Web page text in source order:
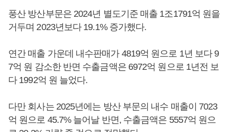
풍산 방산부문은 2024년 별도기준 매출 1조1791억 원을
거두며 2023년보다 19.1% 증가했다.
연간 매출 가운데 내수판매가 4819억 원으로 1년 보다 9
7억 원 감소한 반면 수출금액은 6972억 원으로 1년전 보
다 1992억 원 늘었다.
다만 회사는 2025년에는 방산 부문의 내수 매출이 7023
억 원으로 45.7% 늘어날 반면, 수출금액은 5557억 원으